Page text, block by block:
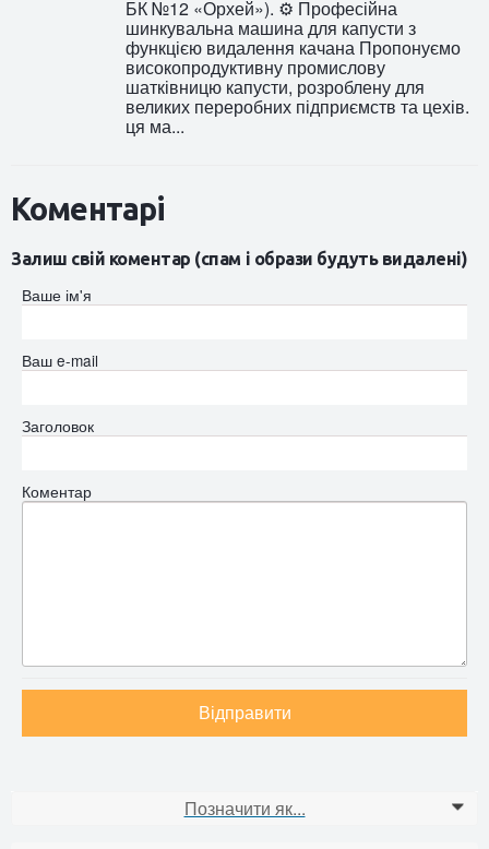
БК №12 «Орхей»). ⚙️ Професійна
шинкувальна машина для капусти з
функцією видалення качана Пропонуємо
високопродуктивну промислову
шатківницю капусти, розроблену для
великих переробних підприємств та цехів.
ця ма...
Коментарі
Залиш свій коментар (спам і образи будуть видалені)
Ваше ім'я
Ваш e-mail
Заголовок
Коментар
Відправити
Позначити як... 0